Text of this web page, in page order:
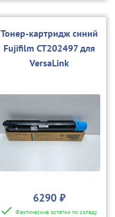
Тонер-картридж синий
Fujifilm CT202497 для
VersaLink
чипом)
6290 ₽
Фактические остатки по складу